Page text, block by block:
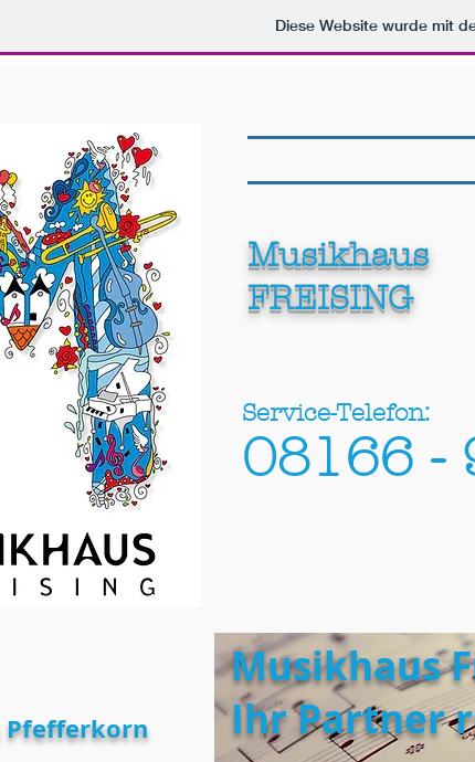
Diese Website wurde mit
Musikhaus
FREISING
Service-Telefon:
08166 -
Musikhaus
Ihr Partner
Pfefferkorn